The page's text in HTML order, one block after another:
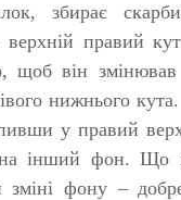
збирає
верхній правий
щоб він
нижнього
у правий
на інший фон. Що
зміні фону –